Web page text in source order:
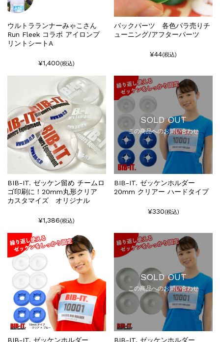
ウルトラランナーみゃこさん
Run Fleek コラボ アイロンプ
リントシートA
¥1,400(税込)
バックパーツ 各色バラ売りチ
ューニング/アフターパーツ
¥44(税込)
BIB-IT. ゼッケン留め チームロ
ゴ印刷に！20mm丸形クリア
カスタマイズ オリジナル
¥1,386(税込)
SOLD OUT
この商品へのお問い合わせ
BIB-IT. ゼッケンホルダー
20mm クリアー ハードタイプ
¥330(税込)
BIB-IT. ゼッケンホルダー
SOLD OUT
この商品へのお問い合わせ
BIB-IT. ゼッケンホルダー